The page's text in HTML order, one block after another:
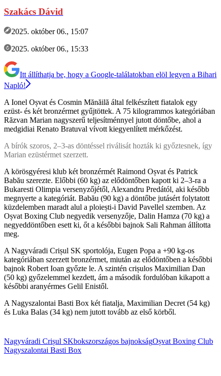
Szakács Dávid
2025. október 06., 15:07
2025. október 06., 15:33
Itt állíthatja be, hogy a Google-találatokban elöl legyen a Bihari
Napló!
A Ionel Oșvat és Cosmin Mănăilă által felkészített fiatalok egy
ezüst- és két bronzérmet gyűjtöttek. A 75 kilogrammos kategóriában
Răzvan Marian nagyszerű teljesítménnyel jutott döntőbe, ahol a
medgidiai Renato Bratuval vívott kiegyenlített mérkőzést.
A bírók szoros, 2–3-as döntéssel riválisát hozták ki győztesnek, így
Marian ezüstérmet szerzett.
A körösgyéresi klub két bronzérmét Raimond Oșvat és Patrick
Babău szerezte. Előbbi (60 kg) az elődöntőben kapott ki 2–3-ra a
Bukaresti Olimpia versenyzőjétől, Alexandru Predától, aki később
megnyerte a kategóriát. Babău (90 kg) a döntőbe jutásért folytatott
küzdelemben maradt alul a ploiești-i David Pavellel szemben. Az
Oșvat Boxing Club negyedik versenyzője, Dalin Hamza (70 kg) a
negyeddöntőben esett ki, őt a későbbi bajnok Sali Rahman állította
meg.
A Nagyváradi Crișul SK sportolója, Eugen Popa a +90 kg-os
kategóriában szerzett bronzérmet, miután az elődöntőben a későbbi
bajnok Robert Ioan győzte le. A szintén crișulos Maximilian Dan
(50 kg) győzelemmel kezdett, ám a második fordulóban kikapott a
későbbi aranyérmes Gelil Enistől.
A Nagyszalontai Basti Box két fiatalja, Maximilian Decret (54 kg)
és Luka Balas (34 kg) nem jutott tovább az első körből.
Nagyváradi Crișul SKbokszországos bajnokságOșvat Boxing Club
Nagyszalontai Basti Box